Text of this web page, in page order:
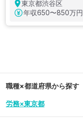
東京都渋谷区
年収650〜850万円
職種×都道府県から探す
労務×東京都